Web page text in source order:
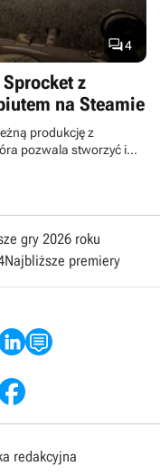
4
z
na Steamie
produkcję z
pozwala stworzyć i
gry 2026 roku
Najbliższe premiery
redakcyjna